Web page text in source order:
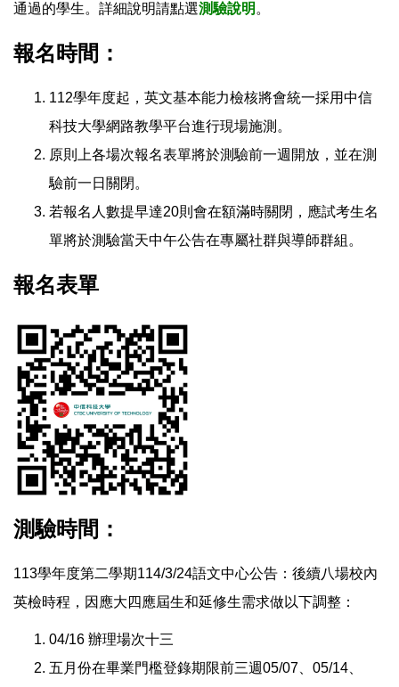
通過的學生。詳細說明請點選測驗說明 。
報名時間：
112學年度起，英文基本能力檢核將會統一採用中信
科技大學網路教學平台進行現場施測。
原則上各場次報名表單將於測驗前一週開放，並在測
驗前一日關閉。
若報名人數提早達20則會在額滿時關閉，應試考生名
單將於測驗當天中午公告在專屬社群與導師群組。
報名表單
測驗時間：
113學年度第二學期114/3/24語文中心公告：後續八場校內
英檢時程，因應大四應屆生和延修生需求做以下調整：
04/16 辦理場次十三
五月份在畢業門檻登錄期限前三週05/07、05/14、